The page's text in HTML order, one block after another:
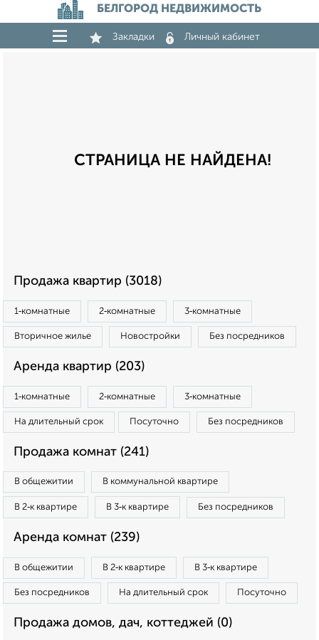
БЕЛГОРОД НЕДВИЖИМОСТЬ
Закладки Личный кабинет
СТРАНИЦА НЕ НАЙДЕНА!
Продажа квартир (3018)
1‑комнатные 2‑комнатные 3‑комнатные
Вторичное жилье Новостройки Без посредников
Аренда квартир (203)
1‑комнатные 2‑комнатные 3‑комнатные
На длительный срок Посуточно Без посредников
Продажа комнат (241)
В общежитии В коммунальной квартире
В 2‑к квартире В 3‑к квартире Без посредников
Аренда комнат (239)
В общежитии В 2‑к квартире В 3‑к квартире
Без посредников На длительный срок Посуточно
Продажа домов, дач, коттеджей (0)